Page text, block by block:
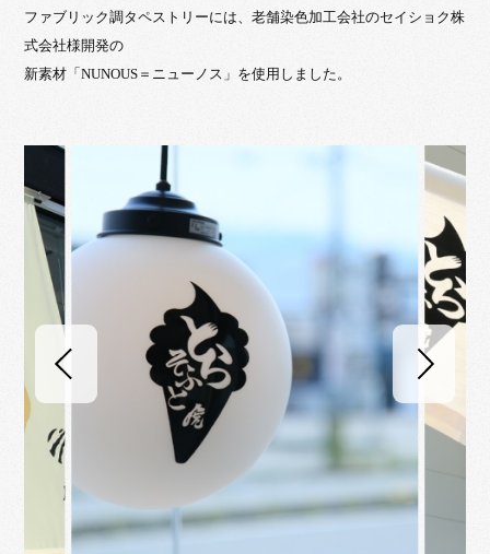
ファブリック調タペストリーには、老舗染色加工会社のセイショク株
式会社様開発の
新素材「NUNOUS＝ニューノス」を使用しました。